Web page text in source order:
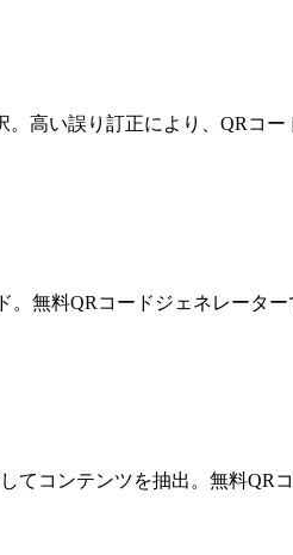
高い誤り訂正により、QRコ
無料QRコードジェネレータ
てコンテンツを抽出。無料